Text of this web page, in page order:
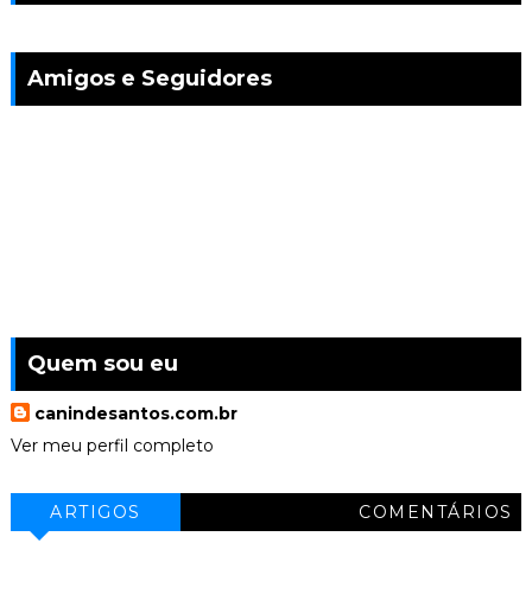
Amigos e Seguidores
Quem sou eu
canindesantos.com.br
Ver meu perfil completo
ARTIGOS COMENTÁRIOS